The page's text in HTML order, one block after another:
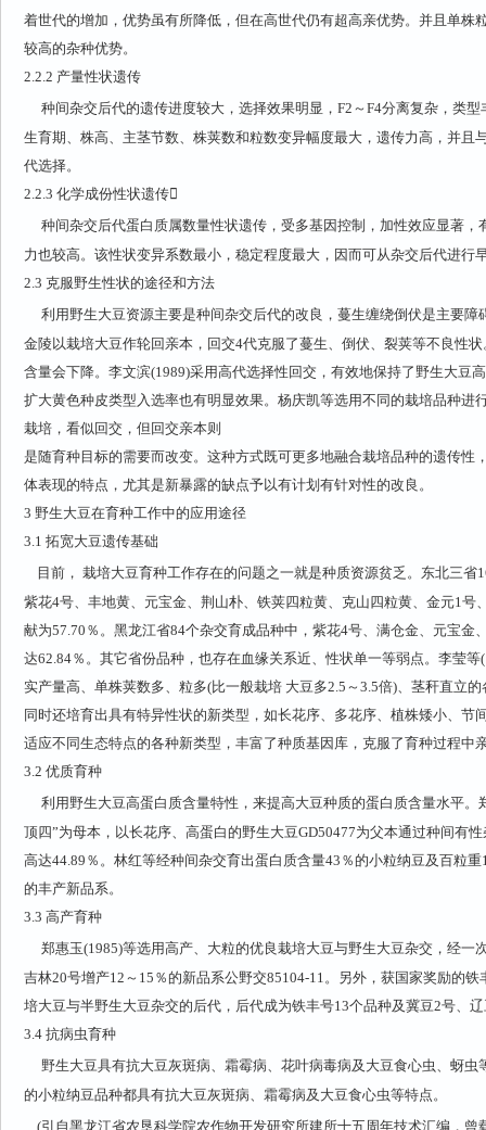
着世代的增加，优势虽有所降低，但在高世代仍有超高亲优势。并且单株
较高的杂种优势。
2.2.2 产量性状遗传
种间杂交后代的遗传进度较大，选择效果明显，F2～F4分离复杂，类
生育期、株高、主茎节数、株荚数和粒数变异幅度最大，遗传力高，并且
代选择。
2.2.3 化学成份性状遗传
种间杂交后代蛋白质属数量性状遗传，受多基因控制，加性效应显著
力也较高。该性状变异系数最小，稳定程度最大，因而可从杂交后代进行
2.3 克服野生性状的途径和方法
利用野生大豆资源主要是种间杂交后代的改良，蔓生缠绕倒伏是主要
金陵以栽培大豆作轮回亲本，回交4代克服了蔓生、倒伏、裂荚等不良性
含量会下降。李文滨(1989)采用高代选择性回交，有效地保持了野生大豆
扩大黄色种皮类型入选率也有明显效果。杨庆凯等选用不同的栽培品种进
栽培，看似回交，但回交亲本则
是随育种目标的需要而改变。这种方式既可更多地融合栽培品种的遗传性
体表现的特点，尤其是新暴露的缺点予以有计划有针对性的改良。
3 野生大豆在育种工作中的应用途径
3.1 拓宽大豆遗传基础
目前， 栽培大豆育种工作存在的问题之一就是种质资源贫乏。东北三
紫花4号、丰地黄、元宝金、荆山朴、铁荚四粒黄、克山四粒黄、金元1号
献为57.70％。黑龙江省84个杂交育成品种中，紫花4号、满仓金、元宝金
达62.84％。其它省份品种，也存在血缘关系近、性状单一等弱点。李莹
实产量高、单株荚数多、粒多(比一般栽培 大豆多2.5～3.5倍)、茎秆直立
同时还培育出具有特异性状的新类型，如长花序、多花序、植株矮小、节
适应不同生态特点的各种新类型，丰富了种质基因库，克服了育种过程中
3.2 优质育种
利用野生大豆高蛋白质含量特性，来提高大豆种质的蛋白质含量水平。
顶四”为母本，以长花序、高蛋白的野生大豆GD50477为父本通过种间有
高达44.89％。林红等经种间杂交育出蛋白质含量43％的小粒纳豆及百粒
的丰产新品系。
3.3 高产育种
郑惠玉(1985)等选用高产、大粒的优良栽培大豆与野生大豆杂交，经一
吉林20号增产12～15％的新品系公野交85104-11。另外，获国家奖励的
培大豆与半野生大豆杂交的后代，后代成为铁丰号13个品种及冀豆2号、
3.4 抗病虫育种
野生大豆具有抗大豆灰斑病、霜霉病、花叶病毒病及大豆食心虫、蚜
的小粒纳豆品种都具有抗大豆灰斑病、霜霉病及大豆食心虫等特点。
(引自黑龙江省农垦科学院农作物开发研究所建所十五周年技术汇编，曾